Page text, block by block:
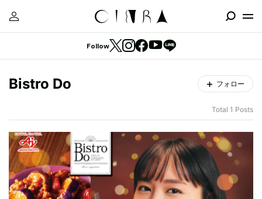
Follow
Bistro Do フォロー
Total 1 Posts